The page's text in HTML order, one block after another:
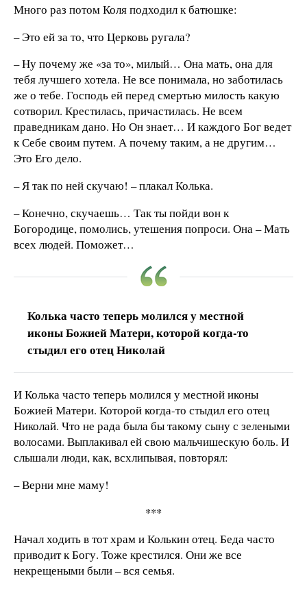
Много раз потом Коля подходил к батюшке:
– Это ей за то, что Церковь ругала?
– Ну почему же «за то», милый… Она мать, она для
тебя лучшего хотела. Не все понимала, но заботилась
же о тебе. Господь ей перед смертью милость какую
сотворил. Крестилась, причастилась. Не всем
праведникам дано. Но Он знает… И каждого Бог ведет
к Себе своим путем. А почему таким, а не другим…
Это Его дело.
– Я так по ней скучаю! – плакал Колька.
– Конечно, скучаешь… Так ты пойди вон к
Богородице, помолись, утешения попроси. Она – Мать
всех людей. Поможет…
Колька часто теперь молился у местной
иконы Божией Матери, которой когда-то
стыдил его отец Николай
И Колька часто теперь молился у местной иконы
Божией Матери. Которой когда-то стыдил его отец
Николай. Что не рада была бы такому сыну с зелеными
волосами. Выплакивал ей свою мальчишескую боль. И
слышали люди, как, всхлипывая, повторял:
– Верни мне маму!
***
Начал ходить в тот храм и Колькин отец. Беда часто
приводит к Богу. Тоже крестился. Они же все
некрещеными были – вся семья.